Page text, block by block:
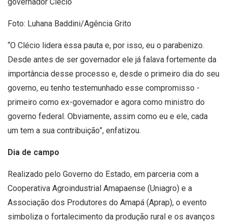
Foto: Luhana Baddini/Agência Grito
“O Clécio lidera essa pauta e, por isso, eu o parabenizo.
Desde antes de ser governador ele já falava fortemente da
importância desse processo e, desde o primeiro dia do seu
governo, eu tenho testemunhado esse compromisso -
primeiro como ex-governador e agora como ministro do
governo federal. Obviamente, assim como eu e ele, cada
um tem a sua contribuição”, enfatizou.
Dia de campo
Realizado pelo Governo do Estado, em parceria com a
Cooperativa Agroindustrial Amapaense (Uniagro) e a
Associação dos Produtores do Amapá (Aprap), o evento
simboliza o fortalecimento da produção rural e os avanços